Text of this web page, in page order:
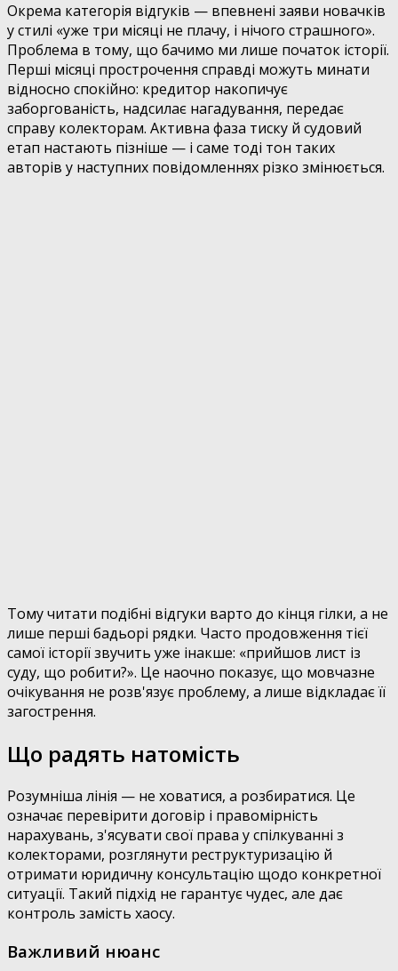
Окрема категорія відгуків — впевнені заяви новачків
у стилі «уже три місяці не плачу, і нічого страшного».
Проблема в тому, що бачимо ми лише початок історії.
Перші місяці прострочення справді можуть минати
відносно спокійно: кредитор накопичує
заборгованість, надсилає нагадування, передає
справу колекторам. Активна фаза тиску й судовий
етап настають пізніше — і саме тоді тон таких
авторів у наступних повідомленнях різко змінюється.
Тому читати подібні відгуки варто до кінця гілки, а не
лише перші бадьорі рядки. Часто продовження тієї
самої історії звучить уже інакше: «прийшов лист із
суду, що робити?». Це наочно показує, що мовчазне
очікування не розв'язує проблему, а лише відкладає її
загострення.
Що радять натомість
Розумніша лінія — не ховатися, а розбиратися. Це
означає перевірити договір і правомірність
нарахувань, з'ясувати свої права у спілкуванні з
колекторами, розглянути реструктуризацію й
отримати юридичну консультацію щодо конкретної
ситуації. Такий підхід не гарантує чудес, але дає
контроль замість хаосу.
Важливий нюанс